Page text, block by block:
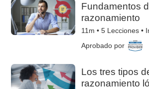
Fundamentos
razonamiento
11m •5 Lecciones •
Aprobado por
Los tres tipos
razonamiento